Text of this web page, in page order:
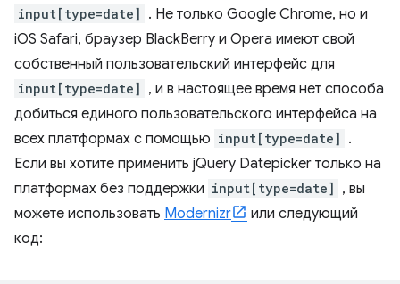
input[type=date] . Не только Google Chrome, но и
iOS Safari, браузер BlackBerry и Opera имеют свой
собственный пользовательский интерфейс для
input[type=date] , и в настоящее время нет способа
добиться единого пользовательского интерфейса на
всех платформах с помощью input[type=date] .
Если вы хотите применить jQuery Datepicker только на
платформах без поддержки input[type=date] , вы
можете использовать Modernizr
или следующий
код: